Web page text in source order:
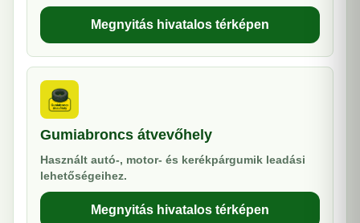
Megnyitás hivatalos térképen
Gumiabroncs átvevőhely
Használt autó-, motor- és kerékpárgumik leadási
lehetőségeihez.
Megnyitás hivatalos térképen